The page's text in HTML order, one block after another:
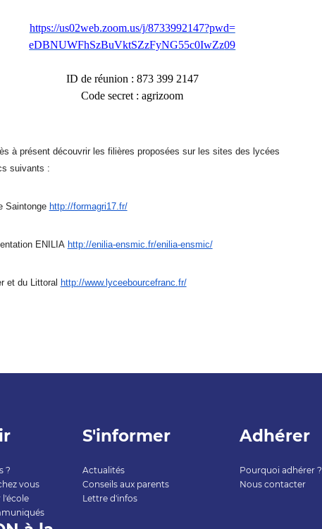
https://us02web.zoom.us/j/8733992147?pwd=
eDBNUWFhSzBuVktSZzFyNG55c0IwZz09
ID de réunion : 873 399 2147
Code secret : agrizoom
à présent découvrir les filières proposées sur les sites des lycées
suivants :
Saintonge http://formagri17.fr/
ENILIA http://enilia-ensmic.fr/enilia-ensmic/
et du Littoral http://www.lyceebourcefranc.fr/
?
vous
S'informer
Actualités
Conseils aux parents
Lettre d'infos
Adhérer
Pourquoi adhérer ?
Nous contacter